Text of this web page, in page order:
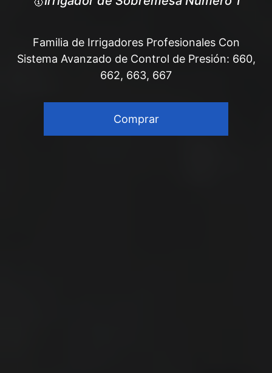
Familia de Irrigadores Profesionales Con
Sistema Avanzado de Control de Presión: 660,
662, 663, 667
Comprar